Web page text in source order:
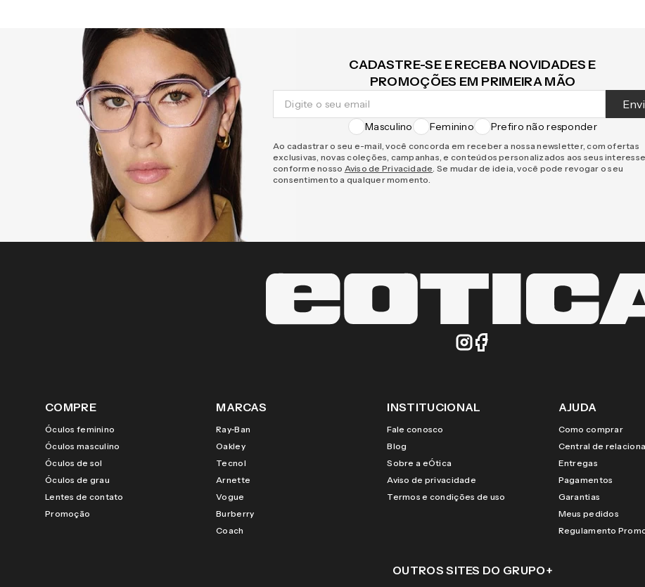
CADASTRE-SE E RECEBA NOVIDADES E
PROMOÇÕES EM PRIMEIRA MÃO
Masculino Feminino Prefiro não responder
Ao cadastrar o seu e-mail, você concorda em receber a nossa newsletter, com ofertas
exclusivas, novas coleções, campanhas, e conteúdos personalizados aos seus
conforme nosso Aviso de Privacidade. Se mudar de ideia, você pode revogar o seu
consentimento a qualquer momento.
COMPRE
Óculos feminino
Óculos masculino
Óculos de sol
Óculos de grau
Lentes de contato
Promoção
MARCAS
Ray-Ban
Oakley
Tecnol
Arnette
Vogue
Burberry
Coach
INSTITUCIONAL
Fale conosco
Blog
Sobre a eÓtica
Aviso de privacidade
Termos e condições de uso
AJUDA
Como comprar
Central de
Entregas
Pagamentos
Garantias
Meus pedidos
Regulamento
OUTROS SITES DO GRUPO+